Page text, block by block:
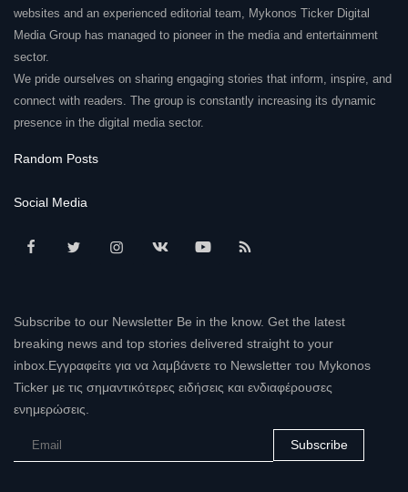
websites and an experienced editorial team, Mykonos Ticker Digital
Media Group has managed to pioneer in the media and entertainment
sector.
We pride ourselves on sharing engaging stories that inform, inspire, and
connect with readers. The group is constantly increasing its dynamic
presence in the digital media sector.
Random Posts
Social Media
Subscribe to our Newsletter Be in the know. Get the latest
breaking news and top stories delivered straight to your
inbox.Εγγραφείτε για να λαμβάνετε το Newsletter του Mykonos
Ticker με τις σημαντικότερες ειδήσεις και ενδιαφέρουσες
ενημερώσεις.
Subscribe